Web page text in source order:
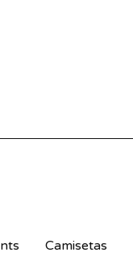
Camisetas